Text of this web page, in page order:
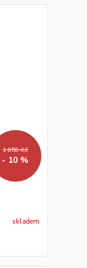
1 059 Kč
- 10 %
skladem